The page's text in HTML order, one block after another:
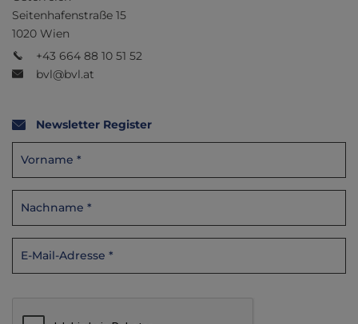
Seitenhafenstraße 15
1020 Wien
+43 664 88 10 51 52
bvl@bvl.at
Newsletter Register